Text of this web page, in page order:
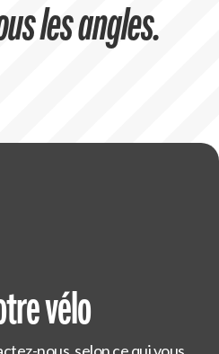
les angles.
vélo